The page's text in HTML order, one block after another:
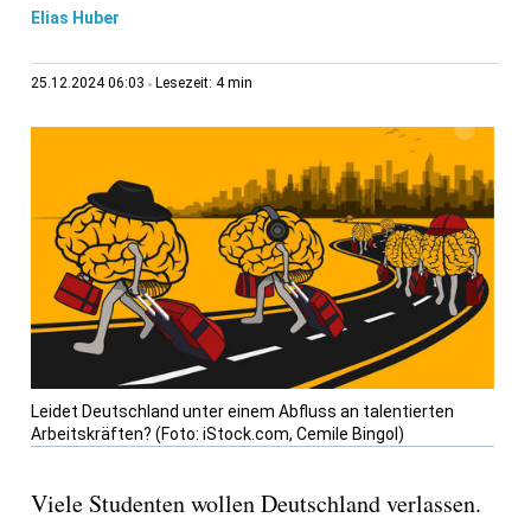
Elias Huber
25.12.2024 06:03 Lesezeit: 4 min
Leidet Deutschland unter einem Abfluss an talentierten
Arbeitskräften? (Foto: iStock.com, Cemile Bingol)
Viele Studenten wollen Deutschland verlassen.